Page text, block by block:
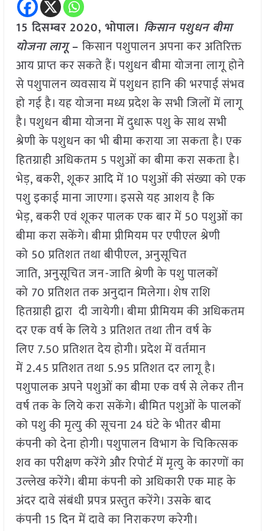
15 दिसम्बर 2020, भोपाल। किसान पशुधन बीमा
योजना लागू–किसान पशुपालन अपना कर अतिरिक्त
आय प्राप्त कर सकते हैं। पशुधन बीमा योजना लागू होने
से पशुपालन व्यवसाय में पशुधन हानि की भरपाई संभव
हो गई है। यह योजना मध्य प्रदेश के सभी जिलों में लागू
है। पशुधन बीमा योजना में दुधारू पशु के साथ सभी
श्रेणी के पशुधन का भी बीमा कराया जा सकता है। एक
हितग्राही अधिकतम 5 पशुओं का बीमा करा सकता है।
भेड़, बकरी, शूकर आदि में 10 पशुओं की संख्या को एक
पशु इकाई माना जाएगा। इससे यह आशय है कि
भेड़, बकरी एवं शूकर पालक एक बार में 50 पशुओं का
बीमा करा सकेंगे। बीमा प्रीमियम पर एपीएल श्रेणी
को 50 प्रतिशत तथा बीपीएल, अनुसूचित
जाति, अनुसूचित जन-जाति श्रेणी के पशु पालकों
को 70 प्रतिशत तक अनुदान मिलेगा। शेष राशि
हितग्राही द्वारा दी जायेगी। बीमा प्रीमियम की अधिकतम
दर एक वर्ष के लिये 3 प्रतिशत तथा तीन वर्ष के
लिए 7.50 प्रतिशत देय होगी। प्रदेश में वर्तमान
में 2.45 प्रतिशत तथा 5.95 प्रतिशत दर लागू है।
पशुपालक अपने पशुओं का बीमा एक वर्ष से लेकर तीन
वर्ष तक के लिये करा सकेंगे। बीमित पशुओं के पालकों
को पशु की मृत्यु की सूचना 24 घंटे के भीतर बीमा
कंपनी को देना होगी। पशुपालन विभाग के चिकित्सक
शव का परीक्षण करेंगे और रिपोर्ट में मृत्यु के कारणों का
उल्लेख करेंगे। बीमा कंपनी को अधिकारी एक माह के
अंदर दावे संबंधी प्रपत्र प्रस्तुत करेंगे। उसके बाद
कंपनी 15 दिन में दावे का निराकरण करेगी।